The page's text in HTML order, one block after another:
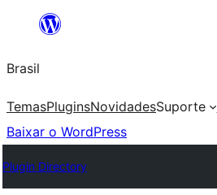
o
conteúdo
Brasil
TemasPluginsNovidadesSuporte
Baixar o WordPress
Plugin Directory